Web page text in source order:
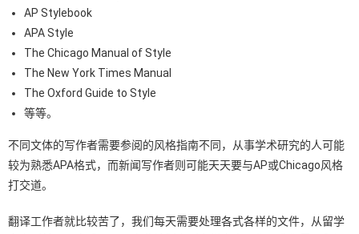
AP Stylebook
APA Style
The Chicago Manual of Style
The New York Times Manual
The Oxford Guide to Style
等等。
不同文体的写作者需要参阅的风格指南不同，从事学术研究的人可能
较为熟悉APA格式，而新闻写作者则可能天天要与AP或Chicago风格
打交道。
翻译工作者就比较苦了，我们每天需要处理各式各样的文件，从留学